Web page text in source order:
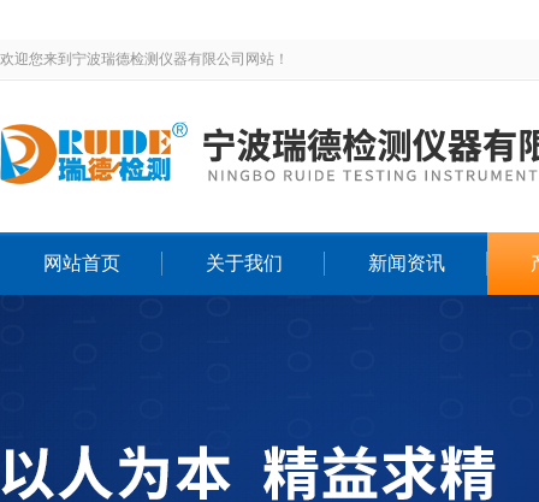
欢迎您来到宁波瑞德检测仪器有限公司网站！
网站首页 关于我们 新闻资讯